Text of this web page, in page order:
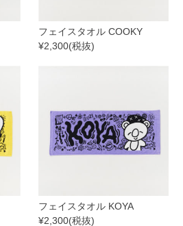
フェイスタオル COOKY
¥2,300(税抜)
フェイスタオル KOYA
¥2,300(税抜)